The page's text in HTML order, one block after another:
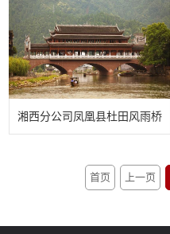
湘西分公司凤凰县杜田风雨桥
首页 上一页